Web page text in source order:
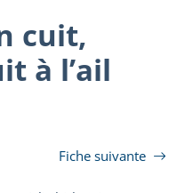
cuit,
à l’ail
Fiche suivante